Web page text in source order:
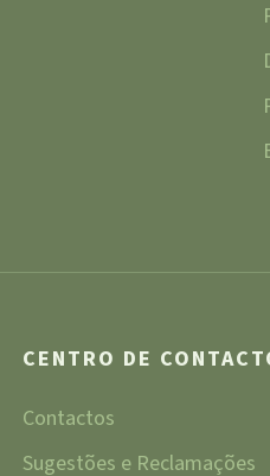
CENTRO DE
Contactos
Sugestões e Reclamações